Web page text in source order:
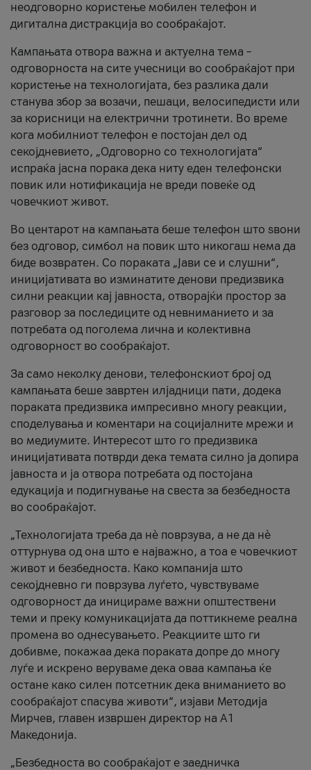
неодговорно користење мобилен телефон и
дигитална дистракција во сообраќајот.
Кампањата отвора важна и актуелна тема –
одговорноста на сите учесници во сообраќајот при
користење на технологијата, без разлика дали
станува збор за возачи, пешаци, велосипедисти или
за корисници на електрични тротинети. Во време
кога мобилниот телефон е постојан дел од
секојдневието, „Одговорно со технологијата“
испраќа јасна порака дека ниту еден телефонски
повик или нотификација не вреди повеќе од
човечкиот живот.
Во центарот на кампањата беше телефон што ѕвони
без одговор, симбол на повик што никогаш нема да
биде возвратен. Со пораката „Јави се и слушни“,
иницијативата во изминатите денови предизвика
силни реакции кај јавноста, отворајќи простор за
разговор за последиците од невниманието и за
потребата од поголема лична и колективна
одговорност во сообраќајот.
За само неколку денови, телефонскиот број од
кампањата беше завртен илјадници пати, додека
пораката предизвика импресивно многу реакции,
споделувања и коментари на социјалните мрежи и
во медиумите. Интересот што го предизвика
иницијативата потврди дека темата силно ја допира
јавноста и ја отвора потребата од постојана
едукација и подигнување на свеста за безбедноста
во сообраќајот.
„Технологијата треба да нè поврзува, а не да нè
оттурнува од она што е најважно, а тоа е човечкиот
живот и безбедноста. Како компанија што
секојдневно ги поврзува луѓето, чувствуваме
одговорност да иницираме важни општествени
теми и преку комуникацијата да поттикнеме реална
промена во однесувањето. Реакциите што ги
добивме, покажаа дека пораката допре до многу
луѓе и искрено веруваме дека оваа кампања ќе
остане како силен потсетник дека вниманието во
сообраќајот спасува животи“, изјави Методија
Мирчев, главен извршен директор на А1
Македонија.
„Безбедноста во сообраќајот е заедничка